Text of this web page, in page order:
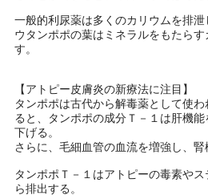
一般的利尿薬は多くのカリウムを排
ウタンポポの葉はミネラルをもたら
す。
【アトピー皮膚炎の新療法に注目】
タンポポは古代から解毒薬として使
ると、タンポポの成分Ｔ－１は肝機
下げる。
さらに、毛細血管の血流を増強し、腎
タンポポＴ－１はアトピーの毒素や
ら排出する。